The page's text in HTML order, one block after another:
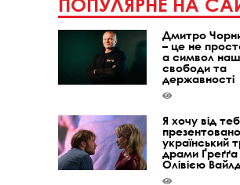
ПОПУЛЯРНЕ НА
Дмитро
– це не
а символ
свободи та
державності
Я хочу від
презентовано
український
драми Ґреґґа
Олівією